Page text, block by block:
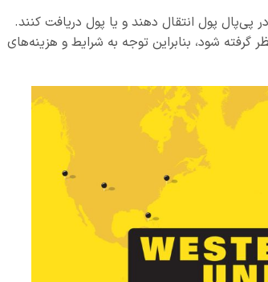
در پی‌پال پول انتقال دهند و یا پول دریافت کنند.
شود، بنابراین توجه به شرایط و هزینه‌های